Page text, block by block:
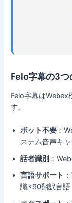
Felo字幕の3つ
Felo字幕はWebex
す。
ボット不要 ：
ステム音声キ
話者識別 ：
言語サポート
識×90翻訳言語